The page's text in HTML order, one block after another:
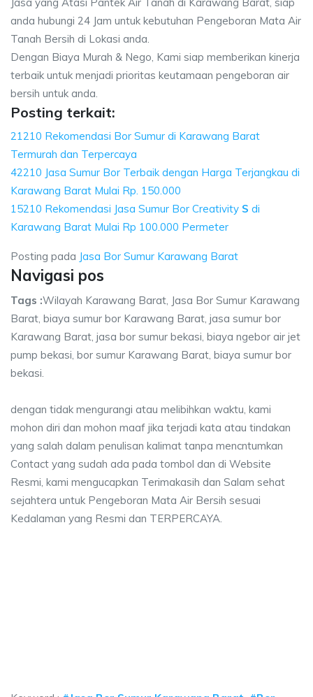
anda hubungi 24 Jam untuk kebutuhan Pengeboran Mata Air
Tanah Bersih di Lokasi anda.
Dengan Biaya Murah & Nego, Kami siap memberikan kinerja
terbaik untuk menjadi prioritas keutamaan pengeboran air
bersih untuk anda.
Posting terkait:
21210 Rekomendasi Bor Sumur di Karawang Barat
Termurah dan Terpercaya
42210 Jasa Sumur Bor Terbaik dengan Harga Terjangkau di
Karawang Barat Mulai Rp. 150.000
15210 Rekomendasi Jasa Sumur Bor Creativity S di
Karawang Barat Mulai Rp 100.000 Permeter
Posting pada Jasa Bor Sumur Karawang Barat
Navigasi pos
Tags :Wilayah Karawang Barat, Jasa Bor Sumur Karawang
Barat, biaya sumur bor Karawang Barat, jasa sumur bor
Karawang Barat, jasa bor sumur bekasi, biaya ngebor air jet
pump bekasi, bor sumur Karawang Barat, biaya sumur bor
bekasi.
dengan tidak mengurangi atau melibihkan waktu, kami
mohon diri dan mohon maaf jika terjadi kata atau tindakan
yang salah dalam penulisan kalimat tanpa mencntumkan
Contact yang sudah ada pada tombol dan di Website
Resmi, kami mengucapkan Terimakasih dan Salam sehat
sejahtera untuk Pengeboran Mata Air Bersih sesuai
Kedalaman yang Resmi dan TERPERCAYA.